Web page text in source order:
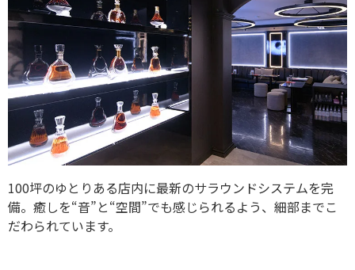
100坪のゆとりある店内に最新のサラウンドシステムを完
備。癒しを“音”と“空間”でも感じられるよう、細部までこ
だわられています。